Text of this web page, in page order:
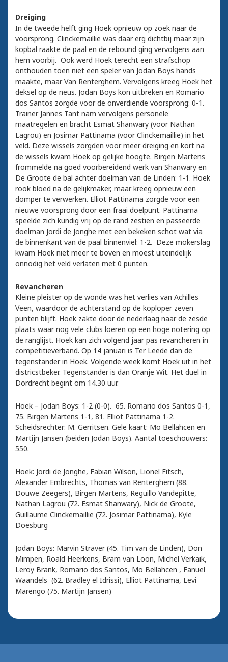
Dreiging
In de tweede helft ging Hoek opnieuw op zoek naar de
voorsprong. Clinckemaillie was daar erg dichtbij maar zijn
kopbal raakte de paal en de rebound ging vervolgens aan
hem voorbij. Ook werd Hoek terecht een strafschop
onthouden toen niet een speler van Jodan Boys hands
maakte, maar Van Renterghem. Vervolgens kreeg Hoek het
deksel op de neus. Jodan Boys kon uitbreken en Romario
dos Santos zorgde voor de onverdiende voorsprong: 0-1.
Trainer Jannes Tant nam vervolgens personele
maatregelen en bracht Esmat Shanwary (voor Nathan
Lagrou) en Josimar Pattinama (voor Clinckemaillie) in het
veld. Deze wissels zorgden voor meer dreiging en kort na
de wissels kwam Hoek op gelijke hoogte. Birgen Martens
frommelde na goed voorbereidend werk van Shanwary en
De Groote de bal achter doelman van de Linden: 1-1. Hoek
rook bloed na de gelijkmaker, maar kreeg opnieuw een
domper te verwerken. Elliot Pattinama zorgde voor een
nieuwe voorsprong door een fraai doelpunt. Pattinama
speelde zich kundig vrij op de rand zestien en passeerde
doelman Jordi de Jonghe met een bekeken schot wat via
de binnenkant van de paal binnenviel: 1-2. Deze mokerslag
kwam Hoek niet meer te boven en moest uiteindelijk
onnodig het veld verlaten met 0 punten.
Revancheren
Kleine pleister op de wonde was het verlies van Achilles
Veen, waardoor de achterstand op de koploper zeven
punten blijft. Hoek zakte door de nederlaag naar de zesde
plaats waar nog vele clubs loeren op een hoge notering op
de ranglijst. Hoek kan zich volgend jaar pas revancheren in
competitieverband. Op 14 januari is Ter Leede dan de
tegenstander in Hoek. Volgende week komt Hoek uit in het
districstbeker. Tegenstander is dan Oranje Wit. Het duel in
Dordrecht begint om 14.30 uur.
Hoek – Jodan Boys: 1-2 (0-0). 65. Romario dos Santos 0-1,
75. Birgen Martens 1-1, 81. Elliot Pattinama 1-2.
Scheidsrechter: M. Gerritsen. Gele kaart: Mo Bellahcen en
Martijn Jansen (beiden Jodan Boys). Aantal toeschouwers:
550.
Hoek: Jordi de Jonghe, Fabian Wilson, Lionel Fitsch,
Alexander Embrechts, Thomas van Renterghem (88.
Douwe Zeegers), Birgen Martens, Reguillo Vandepitte,
Nathan Lagrou (72. Esmat Shanwary), Nick de Groote,
Guillaume Clinckemaillie (72. Josimar Pattinama), Kyle
Doesburg
Jodan Boys: Marvin Straver (45. Tim van de Linden), Don
Mimpen, Roald Heerkens, Bram van Loon, Michel Verkaik,
Leroy Brank, Romario dos Santos, Mo Bellahcen , Fanuel
Waandels (62. Bradley el Idrissi), Elliot Pattinama, Levi
Marengo (75. Martijn Jansen)